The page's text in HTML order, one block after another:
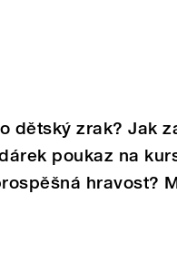
dětský zrak? Jak
poukaz na
hravost?